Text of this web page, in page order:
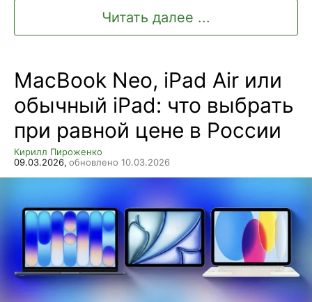
Читать далее ...
MacBook Neo, iPad Air или
обычный iPad: что выбрать
при равной цене в России
Кирилл Пироженко
09.03.2026, обновлено 10.03.2026